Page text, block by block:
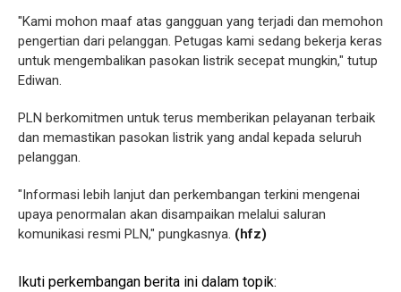
"Kami mohon maaf atas gangguan yang terjadi dan memohon
pengertian dari pelanggan. Petugas kami sedang bekerja keras
untuk mengembalikan pasokan listrik secepat mungkin," tutup
Ediwan.
PLN berkomitmen untuk terus memberikan pelayanan terbaik
dan memastikan pasokan listrik yang andal kepada seluruh
pelanggan.
"Informasi lebih lanjut dan perkembangan terkini mengenai
upaya penormalan akan disampaikan melalui saluran
komunikasi resmi PLN," pungkasnya. (hfz)
Ikuti perkembangan berita ini dalam topik: